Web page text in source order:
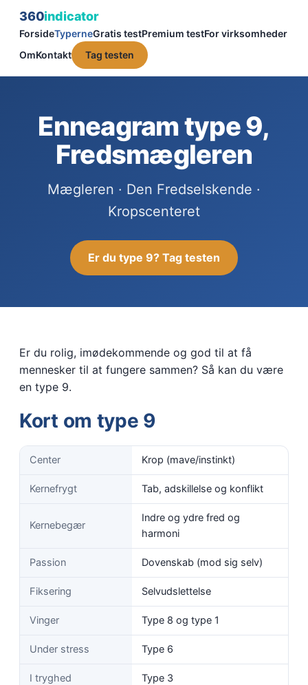
360indicator
ForsideTyperneGratis testPremium testFor virksomheder
OmKontakt Tag testen
Enneagram type 9,
Fredsmægleren
Mægleren · Den Fredselskende ·
Kropscenteret
Er du type 9? Tag testen
Er du rolig, imødekommende og god til at få
mennesker til at fungere sammen? Så kan du være
en type 9.
Kort om type 9
Center Krop (mave/instinkt)
Kernefrygt Tab, adskillelse og konflikt
Kernebegær
Indre og ydre fred og
harmoni
Passion Dovenskab (mod sig selv)
Fiksering Selvudslettelse
Vinger Type 8 og type 1
Under stress Type 6
I tryghed Type 3